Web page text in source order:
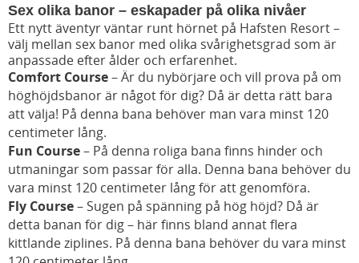
Sex olika banor – eskapader på olika nivåer
Ett nytt äventyr väntar runt hörnet på Hafsten Resort –
välj mellan sex banor med olika svårighetsgrad som är
anpassade efter ålder och erfarenhet.
Comfort Course– Är du nybörjare och vill prova på om
höghöjdsbanor är något för dig? Då är detta rätt bara
att välja! På denna bana behöver man vara minst 120
centimeter lång.
Fun Course– På denna roliga bana finns hinder och
utmaningar som passar för alla. Denna bana behöver du
vara minst 120 centimeter lång för att genomföra.
Fly Course– Sugen på spänning på hög höjd? Då är
detta banan för dig – här finns bland annat flera
kittlande ziplines. På denna bana behöver du vara minst